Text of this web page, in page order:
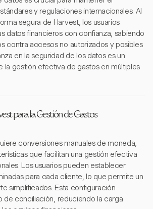
y regulaciones internacionales. Al
segura de Harvest, los usuarios
datos financieros con confianza, sabiendo
contra accesos no autorizados y posibles
en la seguridad de los datos es un
la gestión efectiva de gastos en múltiples
para la Gestión de Gastos
conversiones manuales de moneda,
que facilitan una gestión efectiva
Los usuarios pueden establecer
para cada cliente, lo que permite un
simplificados. Esta configuración
de conciliación, reduciendo la carga